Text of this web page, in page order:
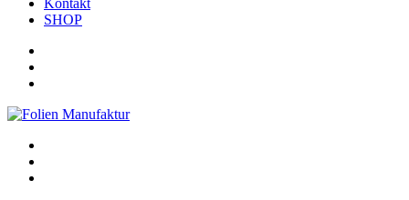
Kontakt
SHOP